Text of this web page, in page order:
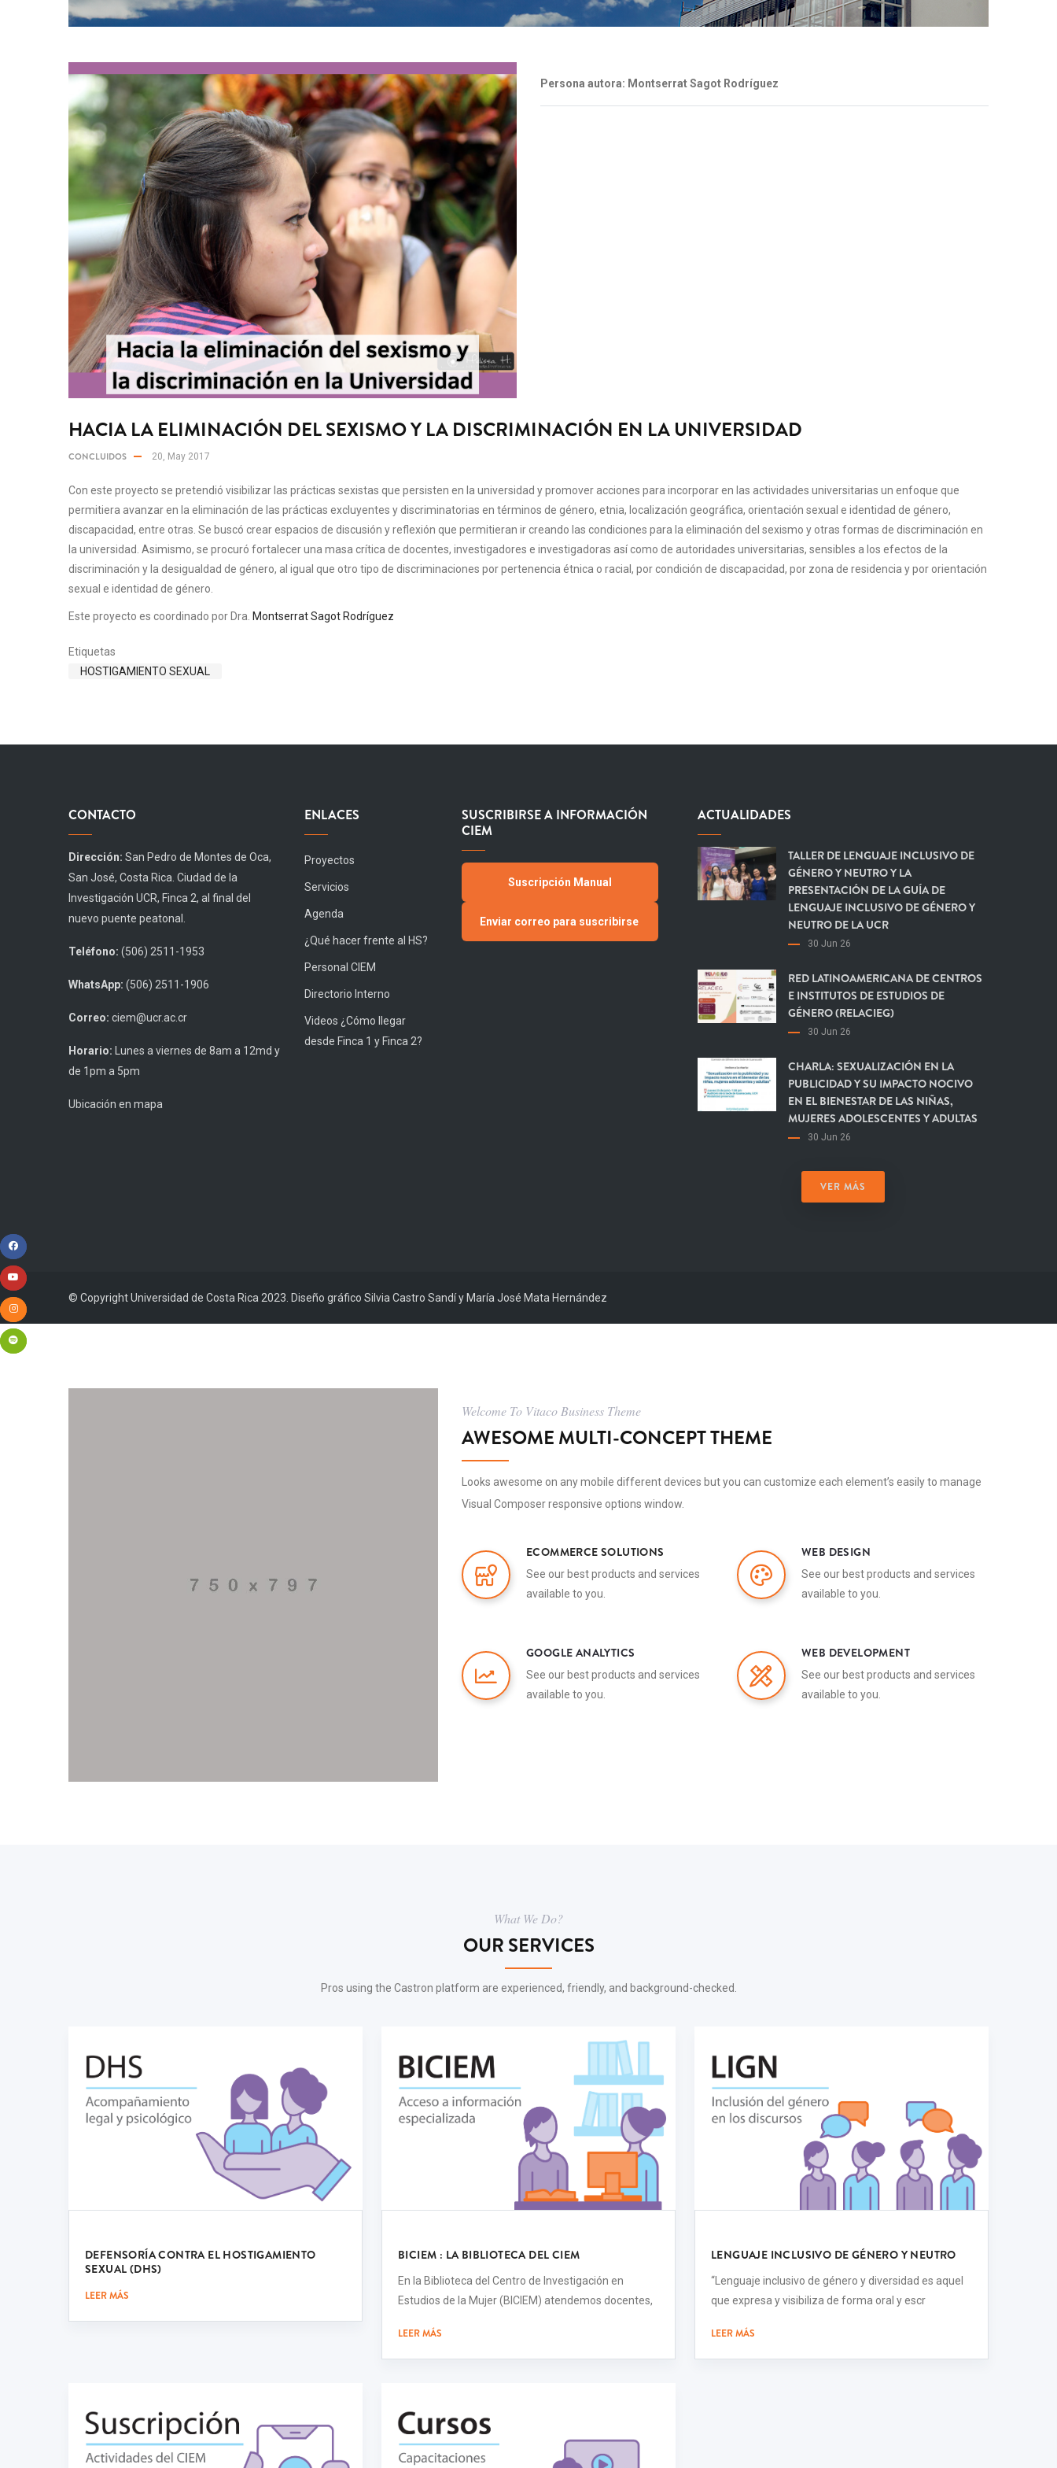
Persona autora: Montserrat Sagot Rodríguez
HACIA LA ELIMINACIÓN DEL SEXISMO Y LA DISCRIMINACIÓN EN LA UNIVERSIDAD
CONCLUIDOS 20, May 2017
Con este proyecto se pretendió visibilizar las prácticas sexistas que persisten en la universidad y promover acciones para incorporar en las actividades universitarias un enfoque que
permitiera avanzar en la eliminación de las prácticas excluyentes y discriminatorias en términos de género, etnia, localización geográfica, orientación sexual e identidad de género,
discapacidad, entre otras. Se buscó crear espacios de discusión y reflexión que permitieran ir creando las condiciones para la eliminación del sexismo y otras formas de discriminación en
la universidad. Asimismo, se procuró fortalecer una masa crítica de docentes, investigadores e investigadoras así como de autoridades universitarias, sensibles a los efectos de la
discriminación y la desigualdad de género, al igual que otro tipo de discriminaciones por pertenencia étnica o racial, por condición de discapacidad, por zona de residencia y por orientación
sexual e identidad de género.
Este proyecto es coordinado por Dra. Montserrat Sagot Rodríguez
Etiquetas
HOSTIGAMIENTO SEXUAL
CONTACTO
Dirección: San Pedro de Montes de Oca,
San José, Costa Rica. Ciudad de la
Investigación UCR, Finca 2, al final del
nuevo puente peatonal.
Teléfono: (506) 2511-1953
WhatsApp: (506) 2511-1906
Correo: ciem@ucr.ac.cr
Horario: Lunes a viernes de 8am a 12md y
de 1pm a 5pm
Ubicación en mapa
ENLACES
Proyectos
Servicios
Agenda
¿Qué hacer frente al HS?
Personal CIEM
Directorio Interno
Videos ¿Cómo llegar
desde Finca 1 y Finca 2?
SUSCRIBIRSE A INFORMACIÓN
CIEM
Suscripción Manual
Enviar correo para suscribirse
ACTUALIDADES
TALLER DE LENGUAJE INCLUSIVO DE
GÉNERO Y NEUTRO Y LA
PRESENTACIÓN DE LA GUÍA DE
LENGUAJE INCLUSIVO DE GÉNERO Y
NEUTRO DE LA UCR
30 Jun 26
RED LATINOAMERICANA DE CENTROS
E INSTITUTOS DE ESTUDIOS DE
GÉNERO (RELACIEG)
30 Jun 26
CHARLA: SEXUALIZACIÓN EN LA
PUBLICIDAD Y SU IMPACTO NOCIVO
EN EL BIENESTAR DE LAS NIÑAS,
MUJERES ADOLESCENTES Y ADULTAS
30 Jun 26
VER MÁS
© Copyright Universidad de Costa Rica 2023. Diseño gráfico Silvia Castro Sandí y María José Mata Hernández
Welcome To Vitaco Business Theme
AWESOME MULTI-CONCEPT THEME
Looks awesome on any mobile different devices but you can customize each element’s easily to manage
Visual Composer responsive options window.
ECOMMERCE SOLUTIONS
See our best products and services
available to you.
WEB DESIGN
See our best products and services
available to you.
GOOGLE ANALYTICS
See our best products and services
available to you.
WEB DEVELOPMENT
See our best products and services
available to you.
What We Do?
OUR SERVICES
Pros using the Castron platform are experienced, friendly, and background-checked.
DEFENSORÍA CONTRA EL HOSTIGAMIENTO
SEXUAL (DHS)
LEER MÁS
BICIEM : LA BIBLIOTECA DEL CIEM
En la Biblioteca del Centro de Investigación en
Estudios de la Mujer (BICIEM) atendemos docentes,
LEER MÁS
LENGUAJE INCLUSIVO DE GÉNERO Y NEUTRO
“Lenguaje inclusivo de género y diversidad es aquel
que expresa y visibiliza de forma oral y escr
LEER MÁS